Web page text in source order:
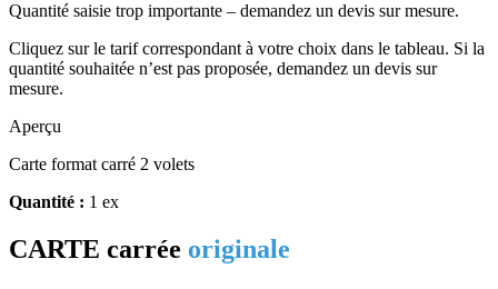
Quantité saisie trop importante – demandez un devis sur mesure.
Cliquez sur le tarif correspondant à votre choix dans le tableau. Si la
quantité souhaitée n’est pas proposée, demandez un devis sur
mesure.
Aperçu
Carte format carré 2 volets
Quantité : 1 ex
CARTE carrée originale